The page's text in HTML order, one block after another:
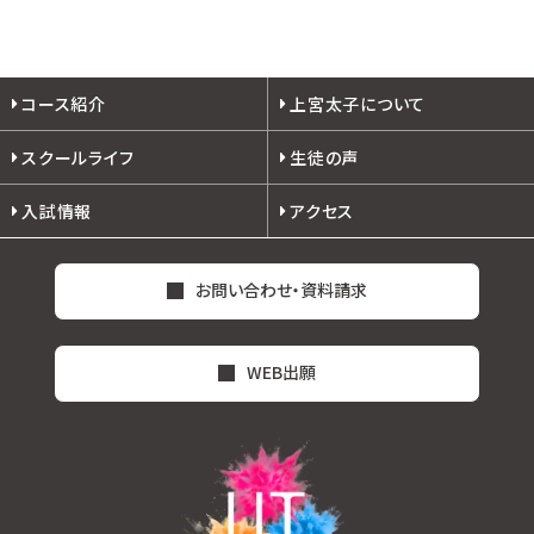
コース紹介 上宮太子について
スクールライフ 生徒の声
入試情報 アクセス
お問い合わせ・資料請求
WEB出願